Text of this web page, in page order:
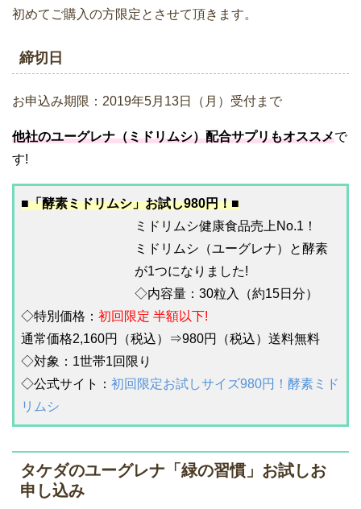
初めてご購入の方限定とさせて頂きます。
締切日
お申込み期限：2019年5月13日（月）受付まで
他社のユーグレナ（ミドリムシ）配合サプリもオススメで
す!
■「酵素ミドリムシ」お試し980円！■
ミドリムシ健康食品売上No.1！
ミドリムシ（ユーグレナ）と酵素
が1つになりました!
◇内容量：30粒入（約15日分）
◇特別価格： 初回限定 半額以下!
通常価格2,160円（税込）⇒980円（税込）送料無料
◇対象：1世帯1回限り
◇公式サイト： 初回限定お試しサイズ980円！酵素ミド
リムシ
タケダのユーグレナ「緑の習慣」お試しお
申し込み